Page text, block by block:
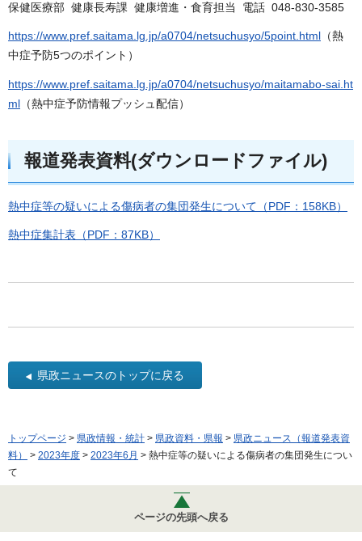
保健医療部 健康長寿課 健康増進・食育担当 電話 048-830-3585
https://www.pref.saitama.lg.jp/a0704/netsuchusyo/5point.html （熱
中症予防5つのポイント）
https://www.pref.saitama.lg.jp/a0704/netsuchusyo/maitamabo-sai.ht
ml （熱中症予防情報プッシュ配信）
報道発表資料(ダウンロードファイル)
熱中症等の疑いによる傷病者の集団発生について（PDF：158KB）
熱中症集計表（PDF：87KB）
県政ニュースのトップに戻る
トップページ > 県政情報・統計 > 県政資料・県報 > 県政ニュース（報道発表資
料）
> 2023年度 > 2023年6月 > 熱中症等の疑いによる傷病者の集団発生につい
て
ページの先頭へ戻る